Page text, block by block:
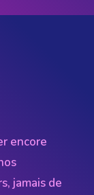
encore
jamais de